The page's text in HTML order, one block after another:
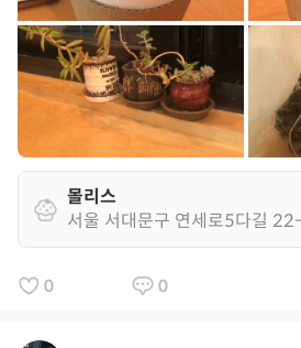
몰리스
서울 서대문구 연세로5다길
0 0